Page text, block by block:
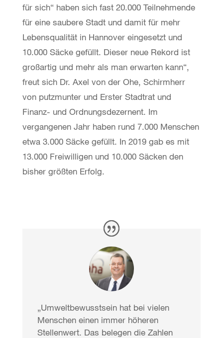
für sich“ haben sich fast 20.000 Teilnehmende
für eine saubere Stadt und damit für mehr
Lebensqualität in Hannover eingesetzt und
10.000 Säcke gefüllt. Dieser neue Rekord ist
großartig und mehr als man erwarten kann“,
freut sich Dr. Axel von der Ohe, Schirmherr
von putzmunter und Erster Stadtrat und
Finanz- und Ordnungsdezernent. Im
vergangenen Jahr haben rund 7.000 Menschen
etwa 3.000 Säcke gefüllt. In 2019 gab es mit
13.000 Freiwilligen und 10.000 Säcken den
bisher größten Erfolg.
„Umweltbewusstsein hat bei vielen
Menschen einen immer höheren
Stellenwert. Das belegen die Zahlen